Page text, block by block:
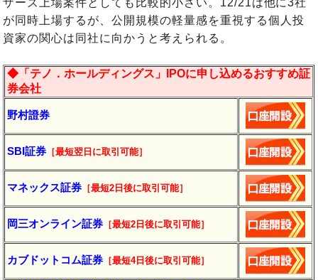
ザーズ上場案件としても比較的小さい。12/21は他に3社
が同時上場するが、公開規模の軽量感を重視する個人投
資家の関心は同社に向かうと考えられる。
◆「テノ．ホールディングス」IPOに申し込めるおすすめ証
券会社
野村證券
SBI証券 ［最短翌日に取引可能］
マネックス証券 ［最短2日後に取引可能］
岡三オンライン証券 ［最短2日後に取引可能］
カブドットコム証券 ［最短4日後に取引可能］